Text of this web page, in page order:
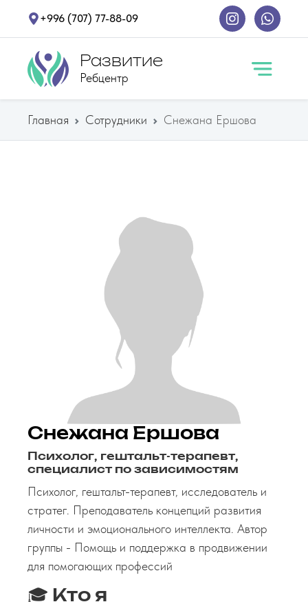
+996 (707) 77-88-09
Развитие
Ребцентр
Главная Сотрудники Снежана Ершова
Снежана Ершова
Психолог, гештальт-терапевт,
специалист по зависимостям
Психолог, гештальт-терапевт, исследователь и
стратег. Преподаватель концепций развития
личности и эмоционального интеллекта. Автор
группы - Помощь и поддержка в продвижении
для помогающих профессий
🎓 Кто я